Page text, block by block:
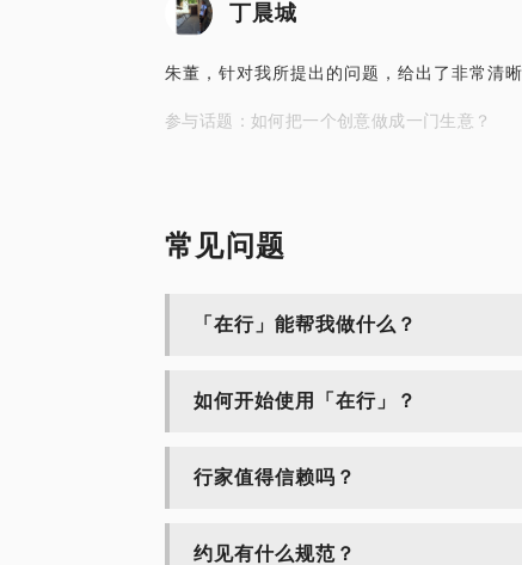
丁晨城
朱董，针对我所提出的问题，给出了非常清
参与话题：如何把一个创意做成一门生意？
常见问题
「在行」能帮我做什么？
如何开始使用「在行」？
行家值得信赖吗？
约见有什么规范？